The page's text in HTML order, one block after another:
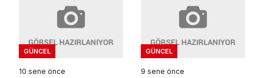
GÜNCEL
10 sene önce
GÜNCEL
9 sene önce